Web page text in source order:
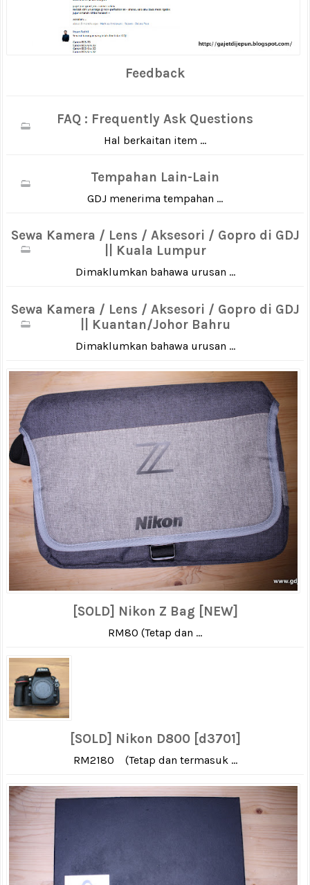
Feedback
FAQ : Frequently Ask Questions
Hal berkaitan item ...
Tempahan Lain-Lain
GDJ menerima tempahan ...
Sewa Kamera / Lens / Aksesori / Gopro di GDJ
|| Kuala Lumpur
Dimaklumkan bahawa urusan ...
Sewa Kamera / Lens / Aksesori / Gopro di GDJ
|| Kuantan/Johor Bahru
Dimaklumkan bahawa urusan ...
[SOLD] Nikon Z Bag [NEW]
RM80 (Tetap dan ...
[SOLD] Nikon D800 [d3701]
RM2180 (Tetap dan termasuk ...